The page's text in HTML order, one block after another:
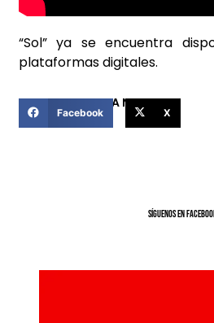
“Sol” ya se encuentra
plataformas digitales.
COMPARTIR ESTA NOTICIA
Facebook X
SíGUENOS EN